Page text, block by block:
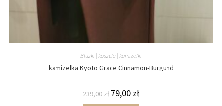
Bluzki | koszule | kamizelki
kamizelka Kyoto Grace Cinnamon-Burgund
239,00zł 79,00 zł